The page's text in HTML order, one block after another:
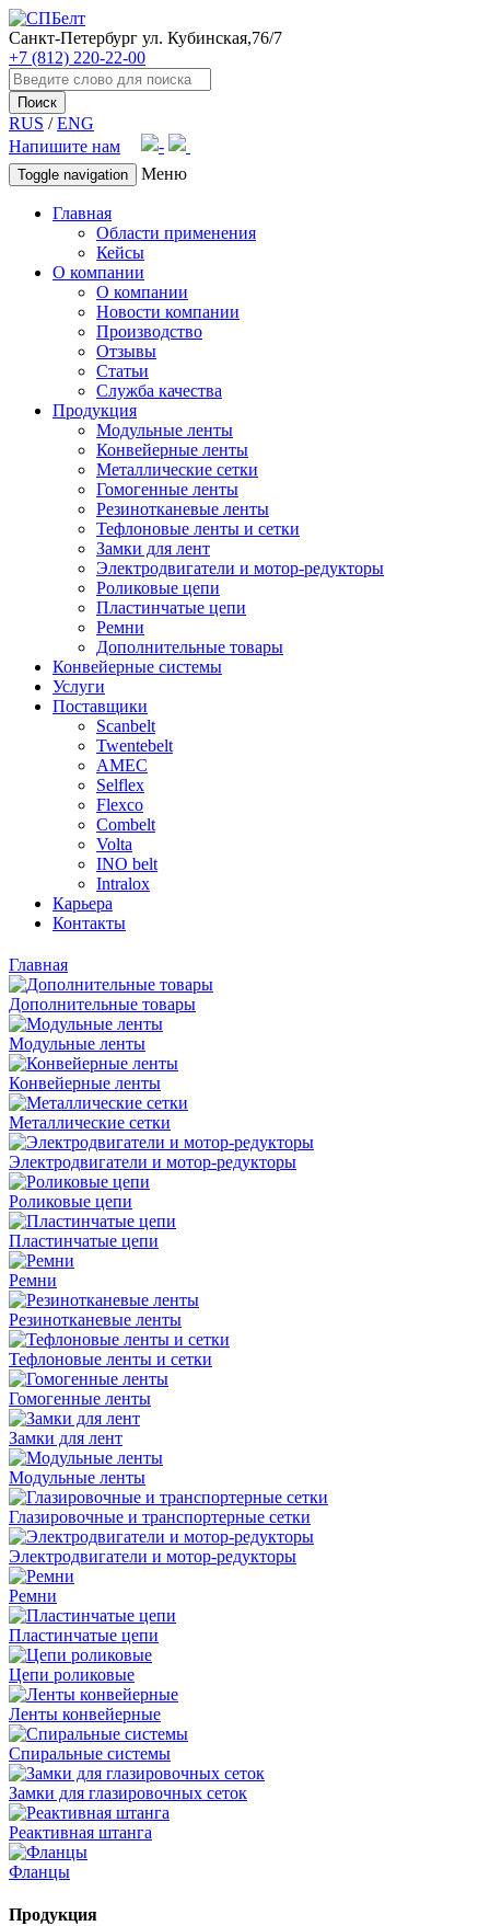
Санкт-Петербург ул. Кубинская,76/7
+7 (812) 220-22-00
Поиск
RUS /ENG
Напишите нам
Toggle navigation Меню
Главная
Области применения
Кейсы
О компании
О компании
Новости компании
Производство
Отзывы
Статьи
Служба качества
Продукция
Модульные ленты
Конвейерные ленты
Металлические сетки
Гомогенные ленты
Резинотканевые ленты
Тефлоновые ленты и сетки
Замки для лент
Электродвигатели и мотор-редукторы
Роликовые цепи
Пластинчатые цепи
Ремни
Дополнительные товары
Конвейерные системы
Услуги
Поставщики
Scanbelt
Twentebelt
АMEC
Selflex
Flexco
Combelt
Volta
INO belt
Intralox
Карьера
Контакты
Главная
Дополнительные товары
Модульные ленты
Конвейерные ленты
Металлические сетки
Электродвигатели и мотор-редукторы
Роликовые цепи
Пластинчатые цепи
Ремни
Резинотканевые ленты
Тефлоновые ленты и сетки
Гомогенные ленты
Замки для лент
Модульные ленты
Глазировочные и транспортерные сетки
Электродвигатели и мотор-редукторы
Ремни
Пластинчатые цепи
Цепи роликовые
Ленты конвейерные
Спиральные системы
Замки для глазировочных сеток
Реактивная штанга
Фланцы
Продукция